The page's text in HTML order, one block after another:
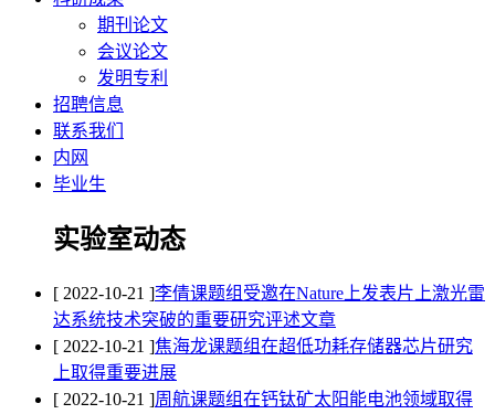
期刊论文
会议论文
发明专利
招聘信息
联系我们
内网
毕业生
实验室动态
[ 2022-10-21 ]李倩课题组受邀在Nature上发表片上激光雷
达系统技术突破的重要研究评述文章
[ 2022-10-21 ]焦海龙课题组在超低功耗存储器芯片研究
上取得重要进展
[ 2022-10-21 ]周航课题组在钙钛矿太阳能电池领域取得